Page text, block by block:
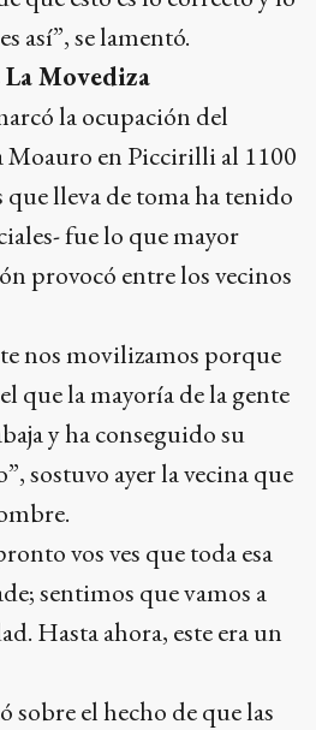
así”, se lamentó.
Movediza
la ocupación del
Moauro en Piccirilli al 1100
que lleva de toma ha tenido
fue lo que mayor
provocó entre los vecinos
nos movilizamos porque
que la mayoría de la gente
y ha conseguido su
sostuvo ayer la vecina que
vos ves que toda esa
sentimos que vamos a
Hasta ahora, este era un
sobre el hecho de que las